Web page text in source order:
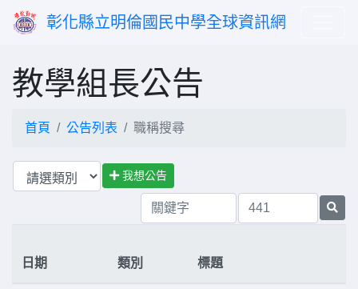
彰化縣立明倫國民中學全球資訊網
教學組長公告
首頁 公告列表 職稱搜尋
我想公告
日期 類別 標題